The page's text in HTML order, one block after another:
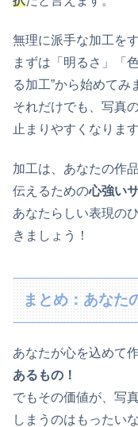
無理に派手な加工を
まずは「明るさ」「
る加工”から始めてみ
それだけでも、写真
止まりやすくなります
加工は、あなたの作
伝えるための心強い
あなたらしい表現の
きましょう！
まとめ：あなた
あなたが心を込めて
あるもの！
でもその価値が、写
しまうのはもったい